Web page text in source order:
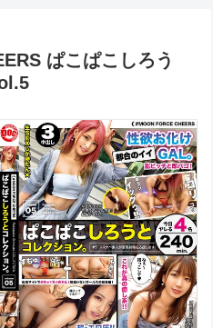
ぱこぱこしろう